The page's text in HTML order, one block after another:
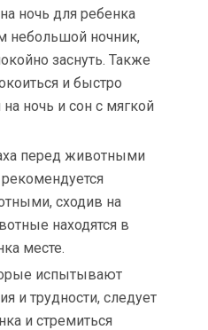
ночь для ребенка
небольшой ночник,
заснуть. Также
и быстро
на ночь и сон с мягкой
перед животными
сходив на
находятся в
месте.
испытывают
и трудности, следует
и стремиться